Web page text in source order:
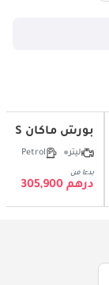
بورش ماكان S
ليتر Petrol
بدءا من
درهم 305,900